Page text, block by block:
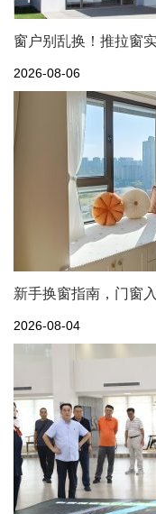
窗户别乱换！推拉窗
2026-08-06
新手换窗指南，门窗
2026-08-04